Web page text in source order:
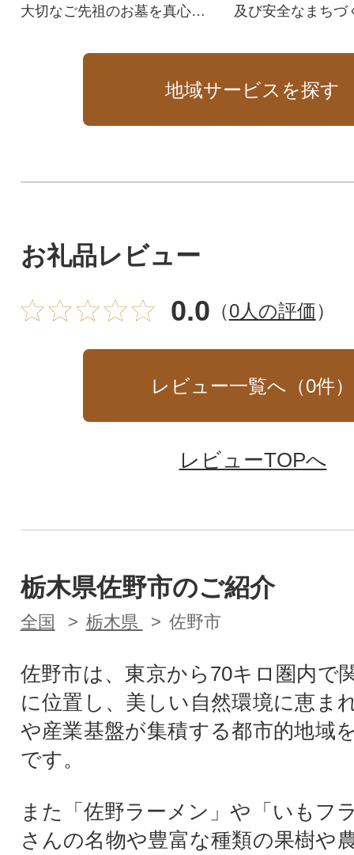
大切なご先祖のお墓を真心込
ただきます。
及び安全なまちづ
を行っています。
地域サービスを探す
お礼品レビュー
0.0 （0人の評価）
レビュー一覧へ（0件）
レビューTOPへ
栃木県佐野市のご紹介
全国 栃木県 佐野市
佐野市は、東京から70キロ圏内で
に位置し、美しい自然環境に恵ま
や産業基盤が集積する都市的地域
です。
また「佐野ラーメン」や「いもフ
さんの名物や豊富な種類の果樹や